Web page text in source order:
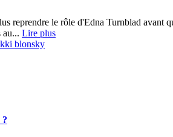
reprendre le rôle d'Edna Turnblad
au... Lire plus
blonsky